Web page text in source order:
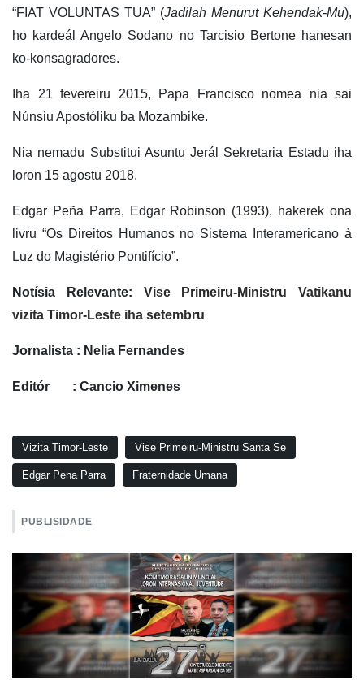
“FIAT VOLUNTAS TUA” (Jadilah Menurut Kehendak-Mu),
ho kardeál Angelo Sodano no Tarcisio Bertone hanesan
ko-konsagradores.
Iha 21 fevereiru 2015, Papa Francisco nomea nia sai
Núnsiu Apostóliku ba Mozambike.
Nia nemadu Substitui Asuntu Jerál Sekretaria Estadu iha
loron 15 agostu 2018.
Edgar Peña Parra, Edgar Robinson (1993), hakerek ona
livru “Os Direitos Humanos no Sistema Interamericano à
Luz do Magistério Pontifício”.
Notísia Relevante: Vise Primeiru-Ministru Vatikanu
vizita Timor-Leste iha setembru
Jornalista : Nelia Fernandes
Editór : Cancio Ximenes
Vizita Timor-Leste Vise Primeiru-Ministru Santa Se
Edgar Pena Parra Fraternidade Umana
PUBLISIDADE